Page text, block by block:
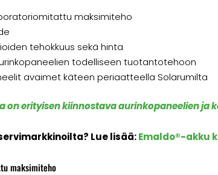
maksimiteho
tehokkuus sekä hinta
todelliseen tuotantotehoon
avaimet käteen periaatteella Solarumilta
on erityisen kiinnostava aurinkopaneelien ja
Lue lisää:Emaldo®-akku
maksimiteho